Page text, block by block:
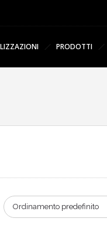
PRODOTTI
Ordinamento predefinito